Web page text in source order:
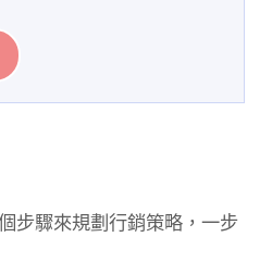
步驟來規劃行銷策略，一步